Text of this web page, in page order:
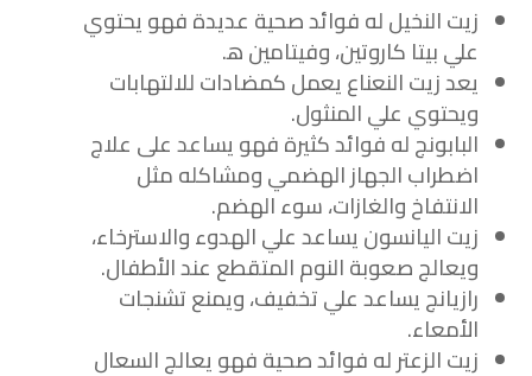
زيت النخيل له فوائد صحية عديدة فهو يحتوي
علي بيتا كاروتين، وفيتامين ه‍.
يعد زيت النعناع يعمل كمضادات للالتهابات
ويحتوي علي المنثول.
البابونج له فوائد كثيرة فهو يساعد على علاج
اضطراب الجهاز الهضمي ومشاكله مثل
الانتفاخ والغازات، سوء الهضم.
زيت اليانسون يساعد علي الهدوء والاسترخاء،
ويعالج صعوبة النوم المتقطع عند الأطفال.
رازيانج يساعد علي تخفيف، ويمنع تشنجات
الأمعاء.
زيت الزعتر له فوائد صحية فهو يعالج السعال